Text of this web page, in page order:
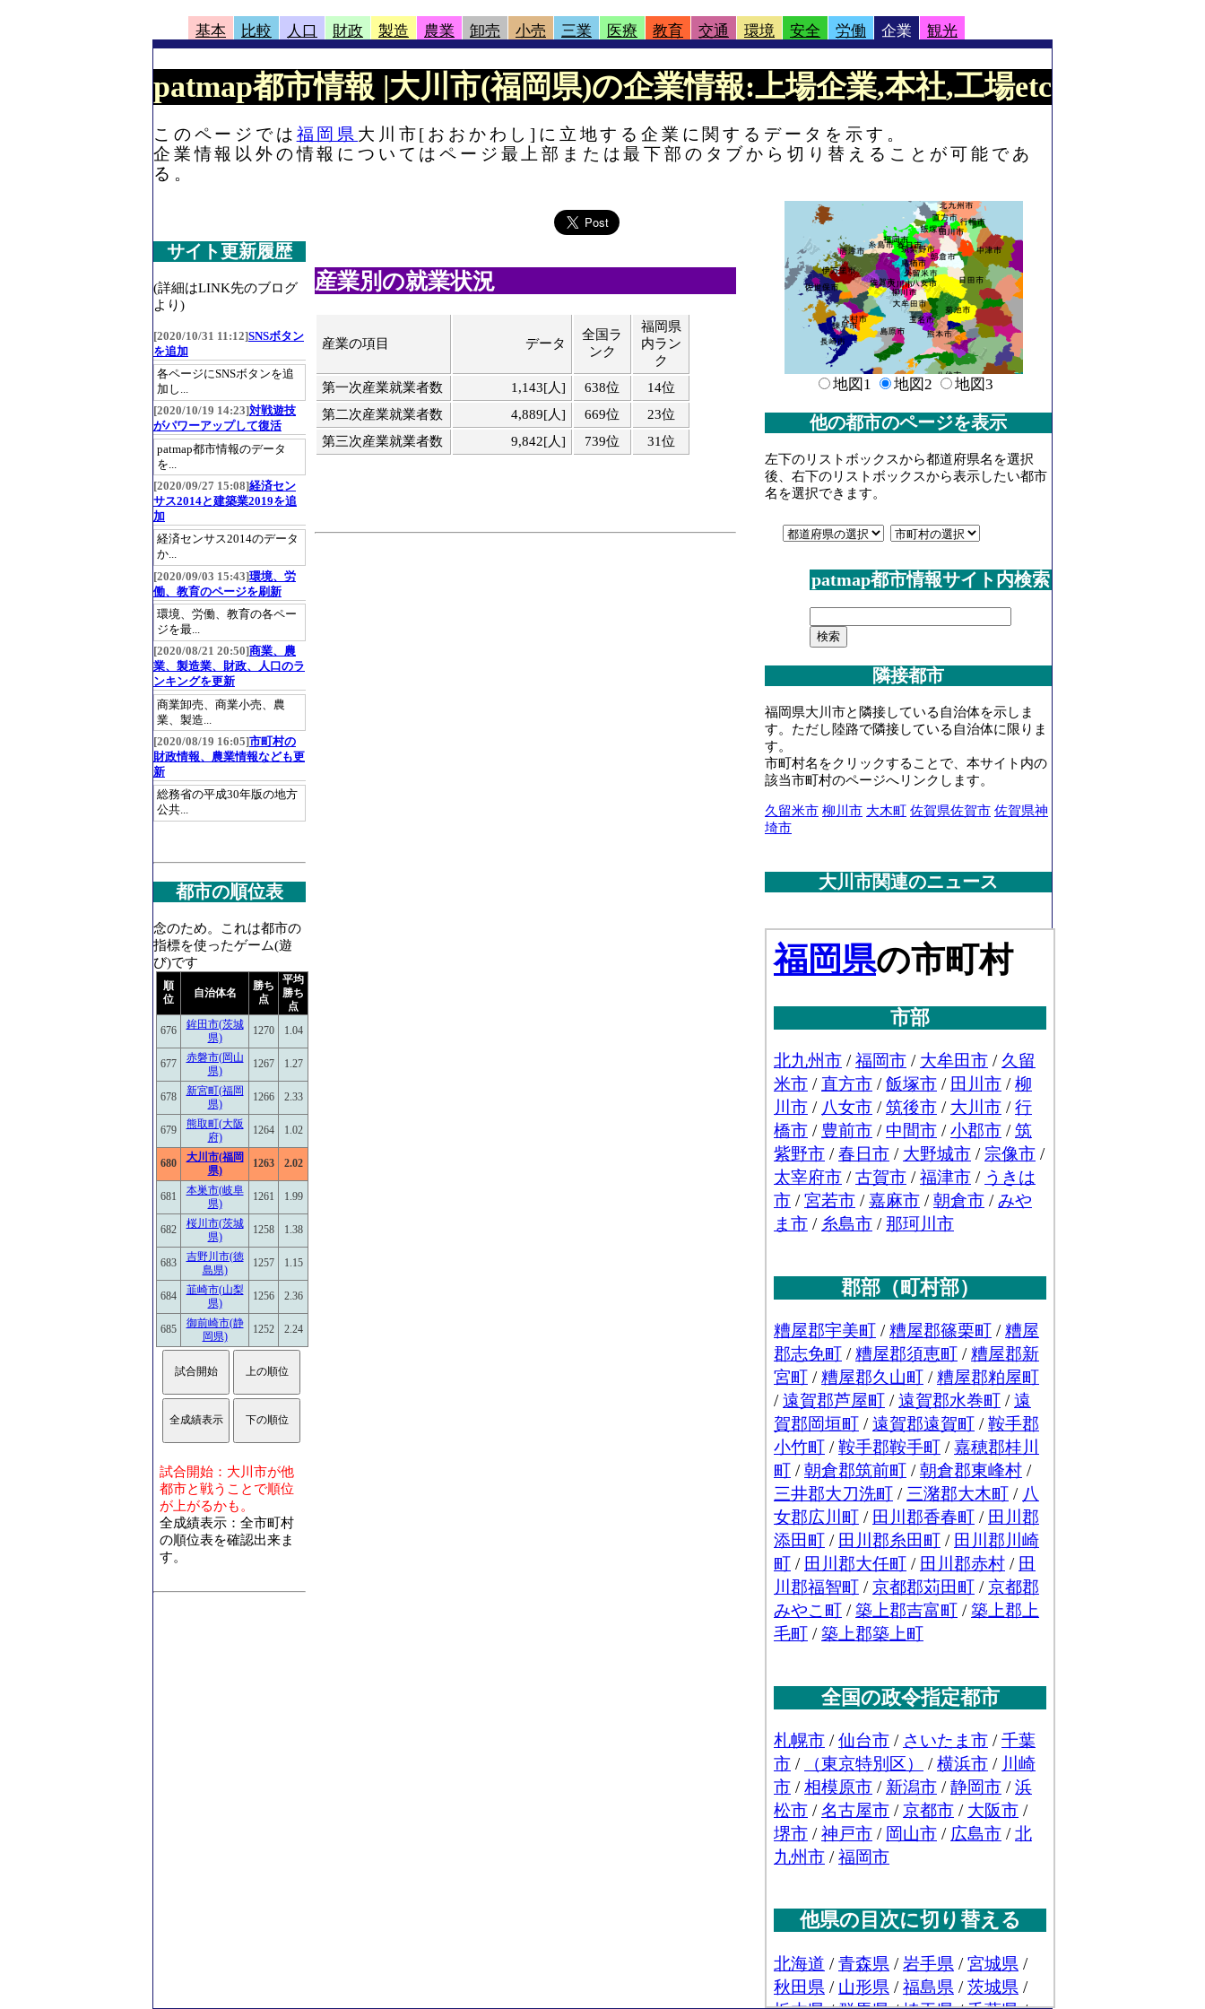
基本 比較 人口 財政 製造 農業 卸売 小売 三業 医療 教育 交通 環境 安全 労働 企業 観光
patmap都市情報 |大川市(福岡県)の企業情報:上場企業,本社,工場etc
このページでは 福岡県 大川市[おおかわし]に立地する企業に関するデータを示す。
企業情報以外の情報についてはページ最上部または最下部のタブから切り替えることが可能であ
る。
産業別の就業状況
産業の項目 データ
全国ラ
ンク
福岡県
内ラン
ク
第一次産業就業者数
1,143[人] 638位
14位
第二次産業就業者数
4,889[人] 669位
23位
第三次産業就業者数
9,842[人] 739位 31位
サイト更新履歴
(詳細はLINK先のブログ
より)
[2020/10/31 11:12]SNSボタン
を追加
各ページにSNSボタンを追
加し...
[2020/10/19 14:23]対戦遊技
がパワーアップして復活
patmap都市情報のデータ
を...
[2020/09/27 15:08]経済セン
サス2014と建築業2019を追
加
経済センサス2014のデータ
か...
[2020/09/03 15:43]環境、労
働、教育のページを刷新
環境、労働、教育の各ペー
ジを最...
[2020/08/21 20:50]商業、農
業、製造業、財政、人口のラ
ンキングを更新
商業卸売、商業小売、農
業、製造...
[2020/08/19 16:05]市町村の
財政情報、農業情報なども更
新
総務省の平成30年版の地方
公共...
都市の順位表
念のため。これは都市の
指標を使ったゲーム(遊
び)です
順
位
自治体名
勝ち
点
平均
勝ち
点
676
鉾田市(茨城
県)
1270 1.04
677
赤磐市(岡山
県)
1267 1.27
678
新宮町(福岡
県)
1266 2.33
679
熊取町(大阪
府)
1264 1.02
680
大川市(福岡
県)
1263 2.02
681
本巣市(岐阜
県)
1261 1.99
682
桜川市(茨城
県)
1258 1.38
683
吉野川市(徳
島県)
1257 1.15
684
韮崎市(山梨
県)
1256 2.36
685
御前崎市(静
岡県)
1252 2.24
試合開始：大川市が他
都市と戦うことで順位
が上がるかも。
全成績表示：全市町村
の順位表を確認出来ま
す。
地図1 地図2 地図3
他の都市のページを表示
左下のリストボックスから都道府県名を選択
後、右下のリストボックスから表示したい都市
名を選択できます。
patmap都市情報サイト内検索
隣接都市
福岡県大川市と隣接している自治体を示しま
す。ただし陸路で隣接している自治体に限りま
す。
市町村名をクリックすることで、本サイト内の
該当市町村のページへリンクします。
久留米市 柳川市 大木町 佐賀県佐賀市 佐賀県神
埼市
大川市関連のニュース